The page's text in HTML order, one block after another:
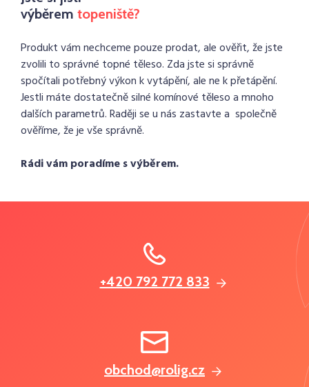
výběrem topeniště?
Produkt vám nechceme pouze prodat, ale ověřit, že jste
zvolili to správné topné těleso. Zda jste si správně
spočítali potřebný výkon k vytápění, ale ne k přetápění.
Jestli máte dostatečně silné komínové těleso a mnoho
dalších parametrů. Raději se u nás zastavte a společně
ověříme, že je vše správně.
Rádi vám poradíme s výběrem.
+420 792 772 833
obchod@rolig.cz